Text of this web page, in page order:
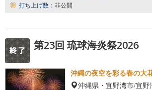
打ち上げ数： 非公開
第23回 琉球海炎祭2026
沖縄の夜空を彩る春の大
沖縄県・宜野湾市/宜野